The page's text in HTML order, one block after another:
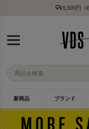
5,500円（
新商品 ブランド